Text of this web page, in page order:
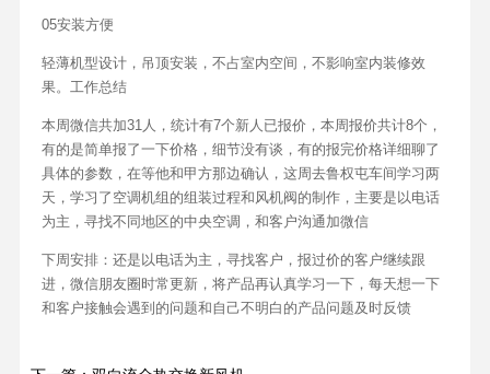
05安装方便
轻薄机型设计，吊顶安装，不占室内空间，不影响室内装修效
果。工作总结
本周微信共加31人，统计有7个新人已报价，本周报价共计8个，
有的是简单报了一下价格，细节没有谈，有的报完价格详细聊了
具体的参数，在等他和甲方那边确认，这周去鲁权屯车间学习两
天，学习了空调机组的组装过程和风机阀的制作，主要是以电话
为主，寻找不同地区的中央空调，和客户沟通加微信
下周安排：还是以电话为主，寻找客户，报过价的客户继续跟
进，微信朋友圈时常更新，将产品再认真学习一下，每天想一下
和客户接触会遇到的问题和自己不明白的产品问题及时反馈